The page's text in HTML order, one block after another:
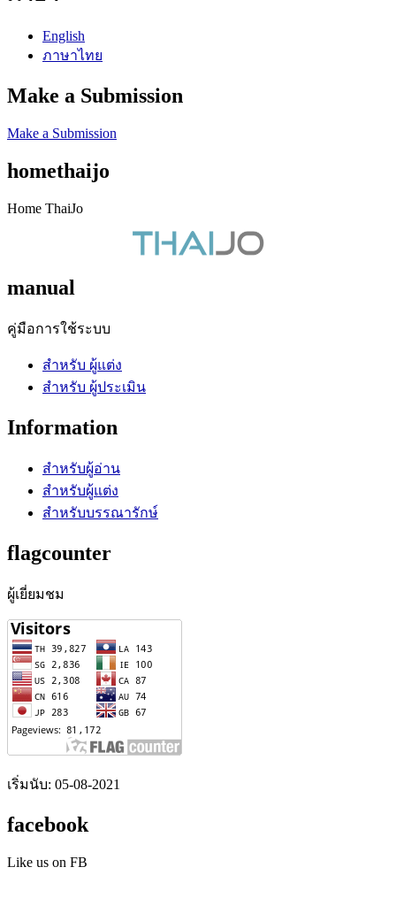
English
ภาษาไทย
Make a Submission
Make a Submission
homethaijo
Home ThaiJo
manual
คู่มือการใช้ระบบ
สำหรับ ผู้แต่ง
สำหรับ ผู้ประเมิน
Information
สำหรับผู้อ่าน
สำหรับผู้แต่ง
สำหรับบรรณารักษ์
flagcounter
ผู้เยี่ยมชม
เริ่มนับ: 05-08-2021
facebook
Like us on FB